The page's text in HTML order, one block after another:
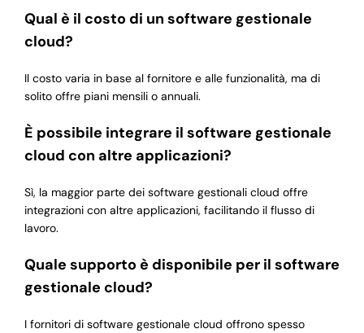
Qual è il costo di un software gestionale
cloud?
Il costo varia in base al fornitore e alle funzionalità, ma di
solito offre piani mensili o annuali.
È possibile integrare il software gestionale
cloud con altre applicazioni?
Sì, la maggior parte dei software gestionali cloud offre
integrazioni con altre applicazioni, facilitando il flusso di
lavoro.
Quale supporto è disponibile per il software
gestionale cloud?
I fornitori di software gestionale cloud offrono spesso